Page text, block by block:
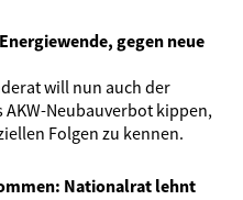
gegen neue
will nun auch der
AKW-Neubauverbot kippen,
Folgen zu kennen.
Nationalrat lehnt